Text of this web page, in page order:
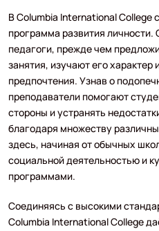
В Columbia International College
программа развития личности.
педагоги, прежде чем
занятия, изучают его
предпочтения. Узнав о
преподаватели помогают
стороны и устранять
благодаря множеству
здесь, начиная от обычных
социальной деятельностью и
программами.
Соединяясь с высокими
Columbia International College